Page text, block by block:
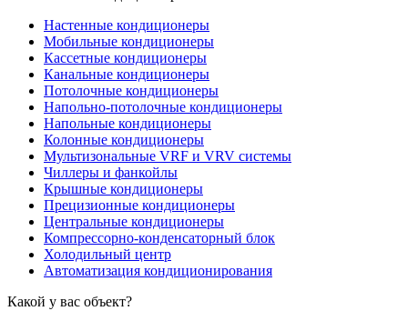
Настенные кондиционеры
Мобильные кондиционеры
Кассетные кондиционеры
Канальные кондиционеры
Потолочные кондиционеры
Напольно-потолочные кондиционеры
Напольные кондиционеры
Колонные кондиционеры
Мультизональные VRF и VRV системы
Чиллеры и фанкойлы
Крышные кондиционеры
Прецизионные кондиционеры
Центральные кондиционеры
Компрессорно-конденсаторный блок
Холодильный центр
Автоматизация кондиционирования
Какой у вас объект?